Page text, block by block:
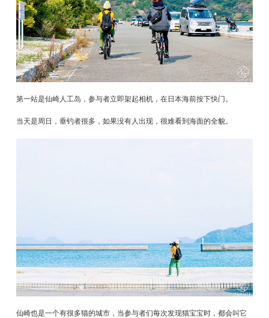
第一站是仙崎人工岛，参与者立即架起相机，在日本海前按下快门。
当天是周日，垂钓者很多，如果没有人出现，很难看到海面的全貌。
仙崎也是一个有很多猫的城市，当参与者们每次发现猫宝宝时，都会叫它